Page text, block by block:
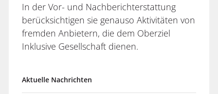
In der Vor- und Nachberichterstattung
berücksichtigen sie genauso Aktivitäten von
fremden Anbietern, die dem Oberziel
Inklusive Gesellschaft dienen.
Aktuelle Nachrichten